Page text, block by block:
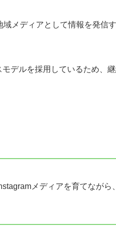
メディアとして情報を発信
デルを採用しているため、
メディアを育てなが